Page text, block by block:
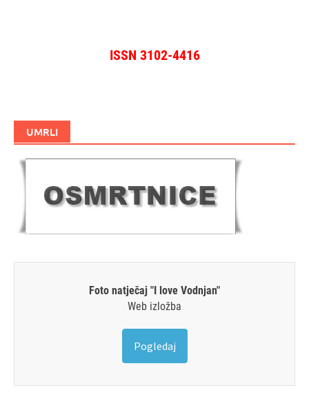
ISSN 3102-4416
UMRLI
Foto natječaj "I love Vodnjan"
Web izložba
Pogledaj